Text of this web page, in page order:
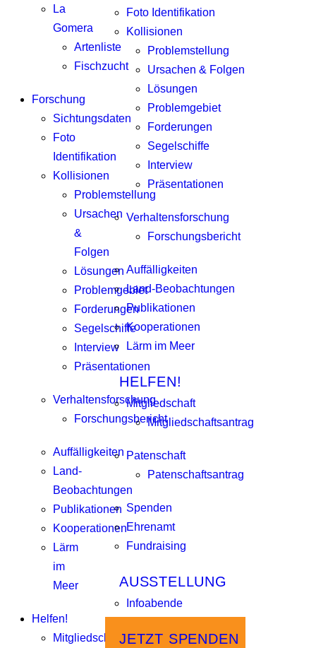
La
Gomera
Artenliste
Fischzucht
Forschung
Sichtungsdaten
Foto
Identifikation
Kollisionen
Problemstellung
Ursachen
&
Folgen
Lösungen
Problemgebiet
Forderungen
Segelschiffe
Interview
Präsentationen
Verhaltensforschung
Forschungsbericht
Auffälligkeiten
Land-
Beobachtungen
Publikationen
Kooperationen
Lärm
im
Meer
Helfen!
Mitgliedschaft
Foto Identifikation
Kollisionen
Problemstellung
Ursachen & Folgen
Lösungen
Problemgebiet
Forderungen
Segelschiffe
Interview
Präsentationen
Verhaltensforschung
Forschungsbericht
Auffälligkeiten
Land-Beobachtungen
Publikationen
Kooperationen
Lärm im Meer
HELFEN!
Mitgliedschaft
Mitgliedschaftsantrag
Patenschaft
Patenschaftsantrag
Spenden
Ehrenamt
Fundraising
AUSSTELLUNG
Infoabende
JETZT SPENDEN